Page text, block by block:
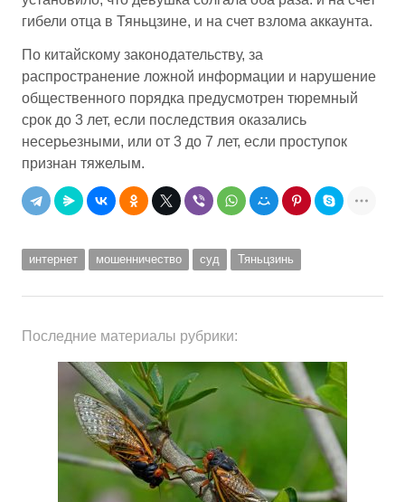
гибели отца в Тяньцзине, и на счет взлома аккаунта.
По китайскому законодательству, за
распространение ложной информации и нарушение
общественного порядка предусмотрен тюремный
срок до 3 лет, если последствия оказались
несерьезными, или от 3 до 7 лет, если проступок
признан тяжелым.
интернет мошенничество суд Тяньцзинь
Последние материалы рубрики: